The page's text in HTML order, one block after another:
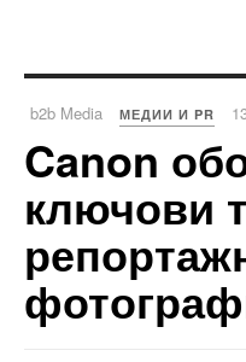
b2b Media МЕДИИ И PR
Canon
ключови